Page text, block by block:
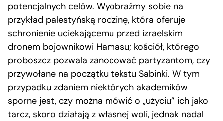
potencjalnych celów. Wyobraźmy sobie na
przykład palestyńską rodzinę, która oferuje
schronienie uciekającemu przed izraelskim
dronem bojownikowi Hamasu; kościół, którego
proboszcz pozwala zanocować partyzantom, czy
przywołane na początku tekstu Sabinki. W tym
przypadku zdaniem niektórych akademików
sporne jest, czy można mówić o „użyciu” ich jako
tarcz, skoro działają z własnej woli, jednak nadal